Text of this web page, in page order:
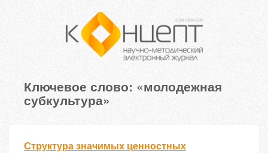
Ключевое слово: «молодежная
субкультура»
Структура значимых ценностных